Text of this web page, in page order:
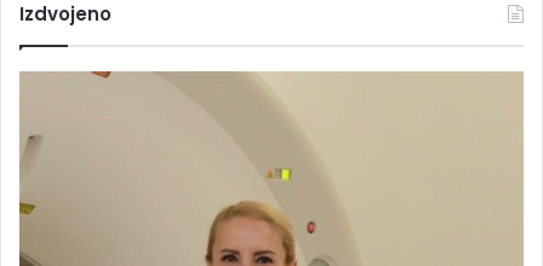
Izdvojeno